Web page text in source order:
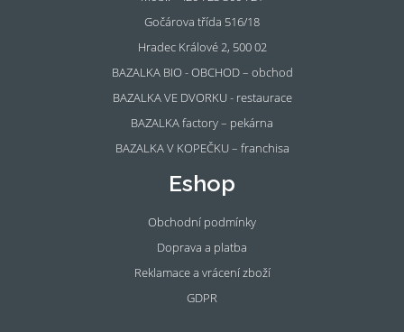
Gočárova třída 516/18
Hradec Králové 2, 500 02
BAZALKA BIO - OBCHOD – obchod
BAZALKA VE DVORKU - restaurace
BAZALKA factory – pekárna
BAZALKA V KOPEČKU – franchisa
Eshop
Obchodní podmínky
Doprava a platba
Reklamace a vrácení zboží
GDPR